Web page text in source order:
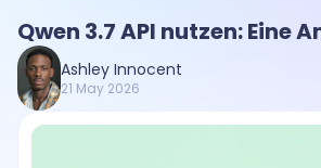
Qwen 3.7 API nutzen: Eine
Ashley Innocent
21 May 2026